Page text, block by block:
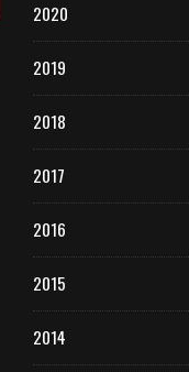
2020
2019
2018
2017
2016
2015
2014